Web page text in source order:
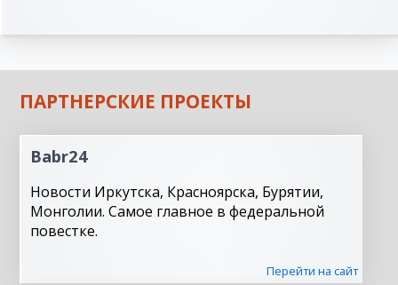
ПАРТНЕРСКИЕ ПРОЕКТЫ
Babr24
Новости Иркутска, Красноярска, Бурятии,
Монголии. Самое главное в федеральной
повестке.
Перейти на сайт